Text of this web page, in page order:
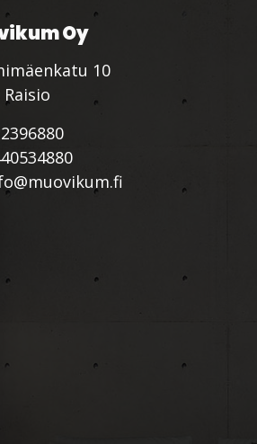
Oy
10
Raisio